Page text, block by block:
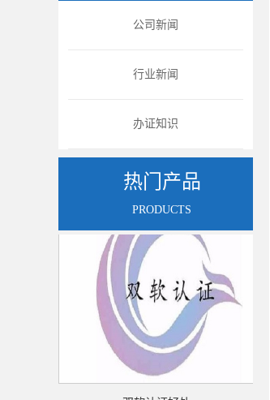
公司新闻
行业新闻
办证知识
热门产品
PRODUCTS
双软认证好处